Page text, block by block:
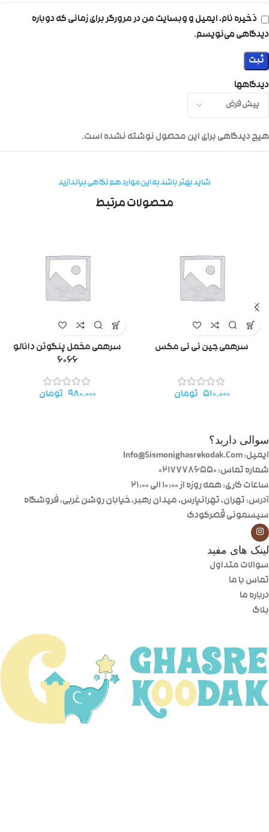
دیدگاهها
هیچ دیدگاهی برای این محصول نوشته نشده است.
ذخیره نام، ایمیل و وبسایت من در مرورگر برای زمانی که دوباره
دیدگاهی می‌نویسم.
شاید بهتر باشد به این موارد هم نگاهی بیاندازید
محصولات مرتبط
سرهمی جین نی نی مکس
۵۱۰.۰۰۰ تومان
سرهمی مخمل پنگوئن دانالو
۶۰۶۶
۹۸۰.۰۰۰ تومان
سوالی دارید؟
ایمیل: Info@Sismonighasrekodak.Com
شماره تماس: 02177786550
ساعات کاری: همه روزه از ۱۰:۰۰ الی ۲۱:۰۰
آدرس: تهران، تهرانپارس، میدان رهبر، خیابان روشن غربی، فروشگاه
سیسمونی قصرکودک
لینک های مفید
سوالات متداول
تماس با ما
درباره ما
بلاگ